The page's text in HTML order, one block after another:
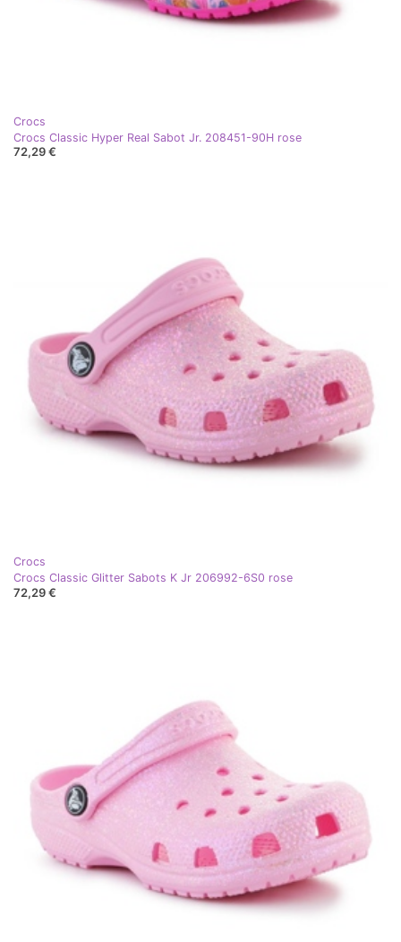
Crocs
Crocs Classic Hyper Real Sabot Jr. 208451-90H rose
72,29 €
Crocs
Crocs Classic Glitter Sabots K Jr 206992-6S0 rose
72,29 €